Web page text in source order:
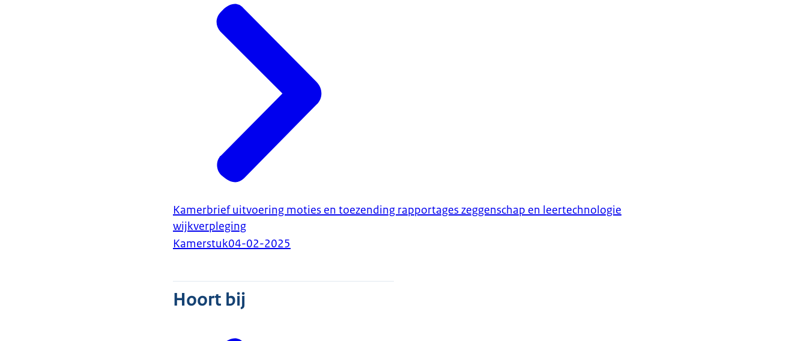
Kamerbrief uitvoering moties en toezending rapportages zeggenschap en leertechnologie
wijkverpleging
Kamerstuk04-02-2025
Hoort bij